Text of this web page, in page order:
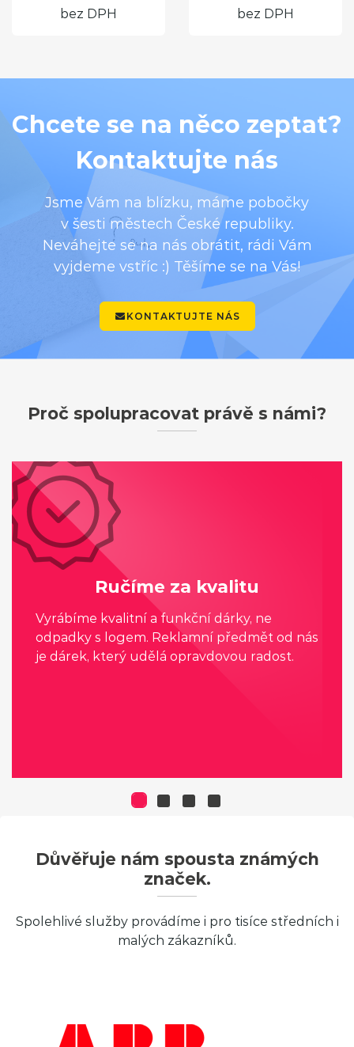
bez DPH bez DPH
Chcete se na něco zeptat?
Kontaktujte nás
Jsme Vám na blízku, máme pobočky
v šesti městech České republiky.
Neváhejte se na nás obrátit, rádi Vám
vyjdeme vstříc :) Těšíme se na Vás!
KONTAKTUJTE NÁS
Proč spolupracovat právě s námi?
Ručíme za kvalitu
Vyrábíme kvalitní a funkční dárky, ne
odpadky s logem. Reklamní předmět od nás
je dárek, který udělá opravdovou radost.
Důvěřuje nám spousta známých
značek.
Spolehlivé služby provádíme i pro tisíce středních i
malých zákazníků.